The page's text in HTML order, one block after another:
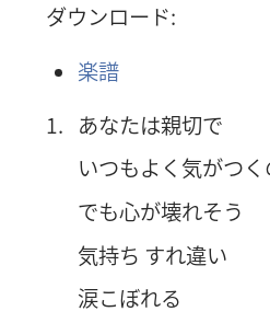
ダウンロード:
楽譜
1. あなたは親切で
いつもよく気がつく
でも心が壊れそう
気持ち すれ違い
涙こぼれる